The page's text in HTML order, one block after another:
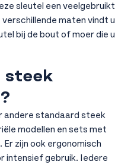
sleutel een veelgebruikt
maten vindt u
bij de bout of moer die u
steek
andere standaard steek
modellen en sets met
zijn ook ergonomisch
intensief gebruik. Iedere